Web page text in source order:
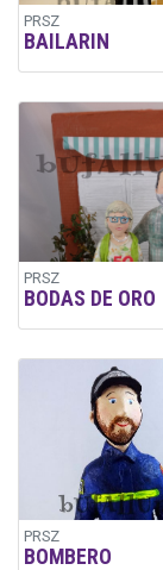
PRSZ
BAILARIN
PRSZ
BODAS DE ORO
PRSZ
BOMBERO